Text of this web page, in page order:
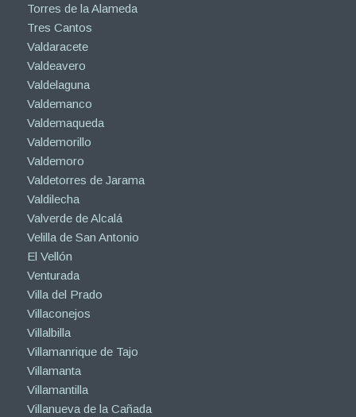
Torres de la Alameda
Tres Cantos
Valdaracete
Valdeavero
Valdelaguna
Valdemanco
Valdemaqueda
Valdemorillo
Valdemoro
Valdetorres de Jarama
Valdilecha
Valverde de Alcalá
Velilla de San Antonio
El Vellón
Venturada
Villa del Prado
Villaconejos
Villalbilla
Villamanrique de Tajo
Villamanta
Villamantilla
Villanueva de la Cañada